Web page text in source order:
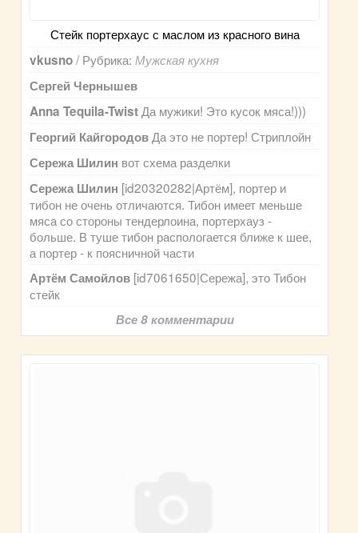
Стейк портерхаус с маслом из красного вина
vkusno/ Рубрика:Мужская кухня
Сергей Чернышев
Anna Tequila-Twist Да мужики! Это кусок мяса!)))
Георгий Кайгородов Да это не портер! Стриплойн
Сережа Шилин вот схема разделки
Сережа Шилин [id20320282|Артём], портер и
тибон не очень отличаются. Тибон имеет меньше
мяса со стороны тендерлоина, портерхауз -
больше. В туше тибон распологается ближе к шее,
а портер - к поясничной части
Артём Самойлов [id7061650|Сережа], это Тибон
стейк
Все 8 комментарии